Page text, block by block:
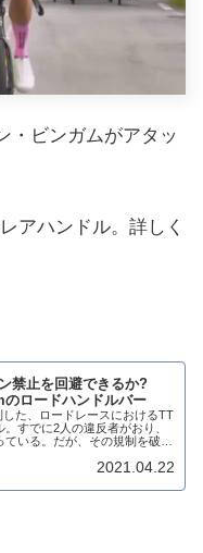
・ビンガムがアタッ
アハンドル。詳しく
禁止を回避できるか?
ロードハンドルバー
た、ロードレースにおけるTT
すでに2人の違反者がおり、
いる。だが、その規制を破る
ビューをするはずだ。...2021.04.22